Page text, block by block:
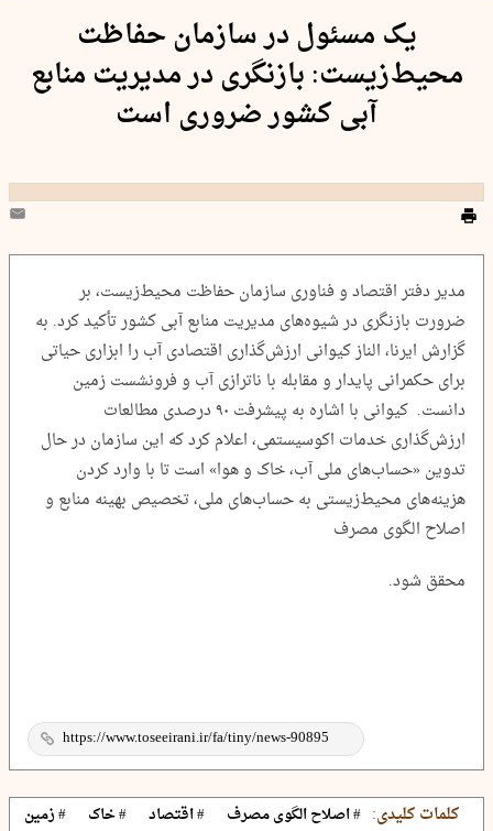
یک مسئول در سازمان حفاظت
محیط‌زیست: بازنگری در مدیریت منابع
آبی کشور ضروری است
مدیر دفتر اقتصاد و فناوری سازمان حفاظت محیط‌زیست، بر
ضرورت بازنگری در شیوه‌های مدیریت منابع آبی کشور تأکید کرد. به
گزارش ایرنا، الناز کیوانی ارزش‌گذاری اقتصادی آب را ابزاری حیاتی
برای حکمرانی پایدار و مقابله با ناترازی آب و فرونشست زمین
دانست. کیوانی با اشاره به پیشرفت ۹۰ درصدی مطالعات
ارزش‌گذاری خدمات اکوسیستمی، اعلام کرد که این سازمان در حال
تدوین «حساب‌های ملی آب، خاک و هوا» است تا با وارد کردن
هزینه‌های محیط‌زیستی به حساب‌های ملی، تخصیص بهینه منابع و
اصلاح الگوی مصرف
محقق شود.
کلمات کلیدی: # اصلاح الگوی مصرف # اقتصاد # خاک
# زمین